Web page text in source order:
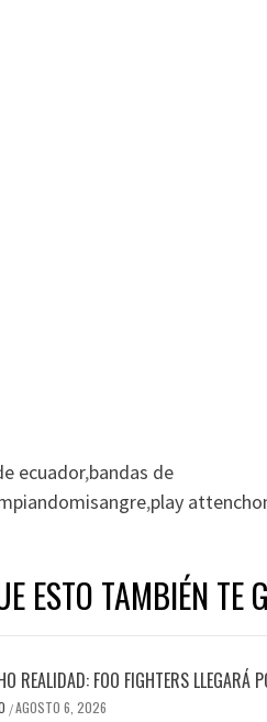
ecuador,bandas de
,play
ESTO TAMBIÉN TE
REALIDAD: FOO FIGHTERS
/AGOSTO 6, 2026